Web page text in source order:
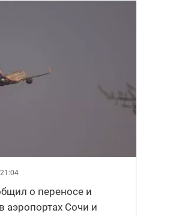
о переносе и
аэропортах Сочи и